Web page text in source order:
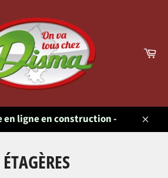
en ligne en construction -
Close
ÉTAGÈRES